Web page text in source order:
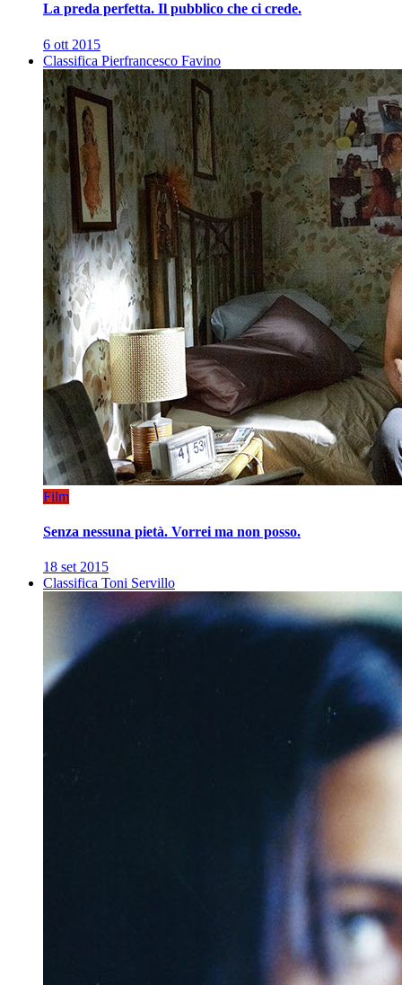
La preda perfetta. Il pubblico che ci crede.
6 ott 2015
Classifica Pierfrancesco Favino
Film
Senza nessuna pietà. Vorrei ma non posso.
18 set 2015
Classifica Toni Servillo